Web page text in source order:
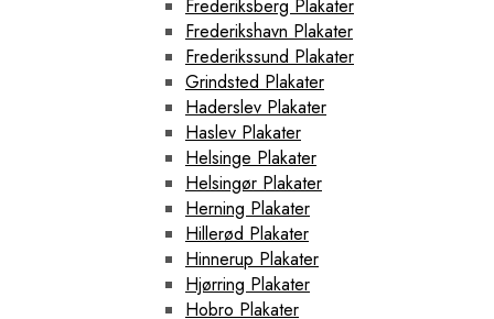
Frederiksberg Plakater
Frederikshavn Plakater
Frederikssund Plakater
Grindsted Plakater
Haderslev Plakater
Haslev Plakater
Helsinge Plakater
Helsingør Plakater
Herning Plakater
Hillerød Plakater
Hinnerup Plakater
Hjørring Plakater
Hobro Plakater